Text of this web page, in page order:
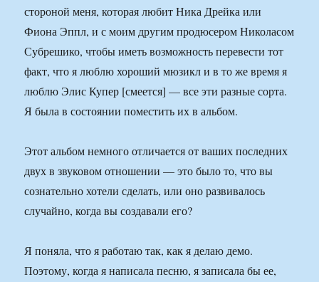
стороной меня, которая любит Ника Дрейка или
Фиона Эппл, и с моим другим продюсером Николасом
Субрешико, чтобы иметь возможность перевести тот
факт, что я люблю хороший мюзикл и в то же время я
люблю Элис Купер [смеется] — все эти разные сорта.
Я была в состоянии поместить их в альбом.
Этот альбом немного отличается от ваших последних
двух в звуковом отношении — это было то, что вы
сознательно хотели сделать, или оно развивалось
случайно, когда вы создавали его?
Я поняла, что я работаю так, как я делаю демо.
Поэтому, когда я написала песню, я записала бы ее,